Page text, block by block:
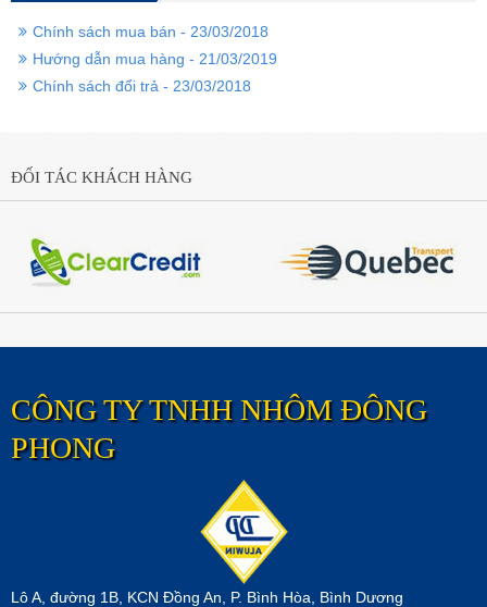
Chính sách mua bán - 23/03/2018
Hướng dẫn mua hàng - 21/03/2019
Chính sách đổi trả - 23/03/2018
ĐỐI TÁC KHÁCH HÀNG
CÔNG TY TNHH NHÔM ĐÔNG
PHONG
Lô A, đường 1B, KCN Đồng An, P. Bình Hòa, Bình Dương